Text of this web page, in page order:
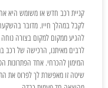
קניית רכב חדש או משומש היא
לקבל במהלך חייו. מדובר
להגיע ממקום למקום בצורה
לרבים מאיתנו, הרכישה של רכב
המימון להכרחי. אחד הפתרונות
שיטה זו מאפשרת לך לפרוס את